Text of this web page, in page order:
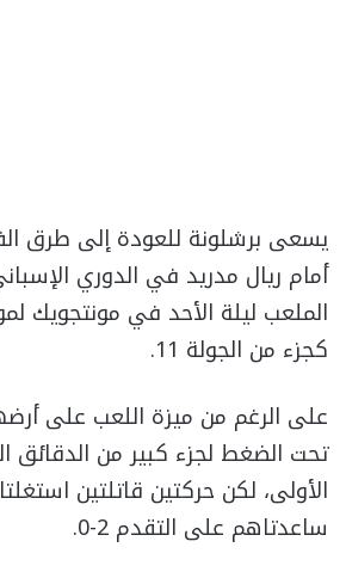
يسعى برشلونة للعودة إلى طرق
أمام ريال مدريد في الدوري
الملعب ليلة الأحد في مونتجويك
كجزء من الجولة 11.
على الرغم من ميزة اللعب على
تحت الضغط لجزء كبير من
الأولى، لكن حركتين قاتلتين
ساعدتاهم على التقدم 2-0.